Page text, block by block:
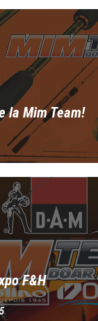
la Mim Team!
F&H